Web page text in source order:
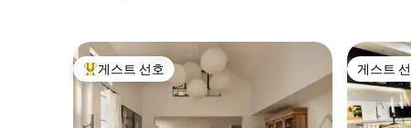
상위 게스트 선호
게스트 선호 게스트
게스트